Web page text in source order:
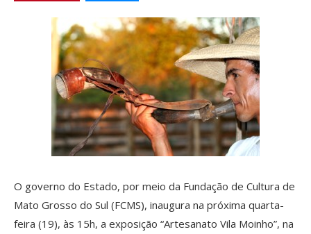
O governo do Estado, por meio da Fundação de Cultura de
Mato Grosso do Sul (FCMS), inaugura na próxima quarta-
feira (19), às 15h, a exposição “Artesanato Vila Moinho”, na